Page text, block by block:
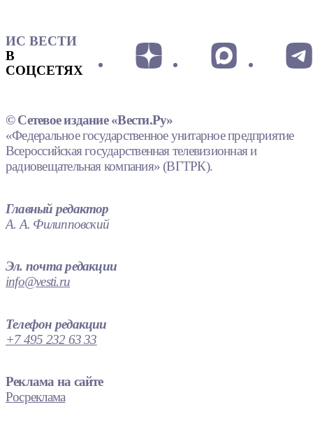
ИС ВЕСТИ
В
СОЦСЕТЯХ
© Сетевое издание «Вести.Ру»
«Федеральное государственное унитарное предприятие
Всероссийская государственная телевизионная и
радиовещательная компания» (ВГТРК).
Главный редактор
А. А. Филипповский
Эл. почта редакции
info@vesti.ru
Телефон редакции
+7 495 232 63 33
Реклама на сайте
Росреклама